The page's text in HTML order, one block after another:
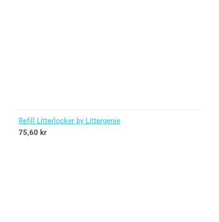
Refill Litterlocker by Littergenie
75,60 kr